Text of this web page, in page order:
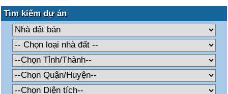
Tìm kiếm dự án